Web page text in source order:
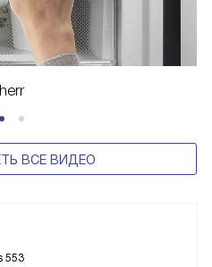
ВСЕ ВИДЕО
553